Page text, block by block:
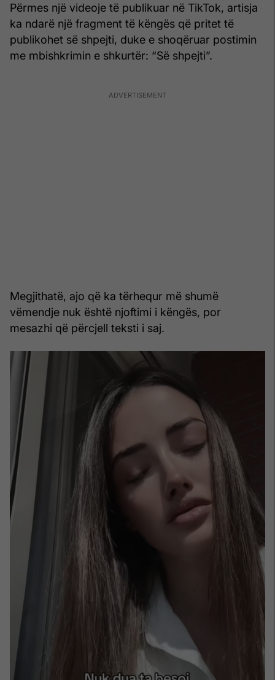
Përmes një videoje të publikuar në TikTok, artisja
ka ndarë një fragment të këngës që pritet të
publikohet së shpejti, duke e shoqëruar postimin
me mbishkrimin e shkurtër: “Së shpejti”.
Megjithatë, ajo që ka tërhequr më shumë
vëmendje nuk është njoftimi i këngës, por
mesazhi që përcjell teksti i saj.